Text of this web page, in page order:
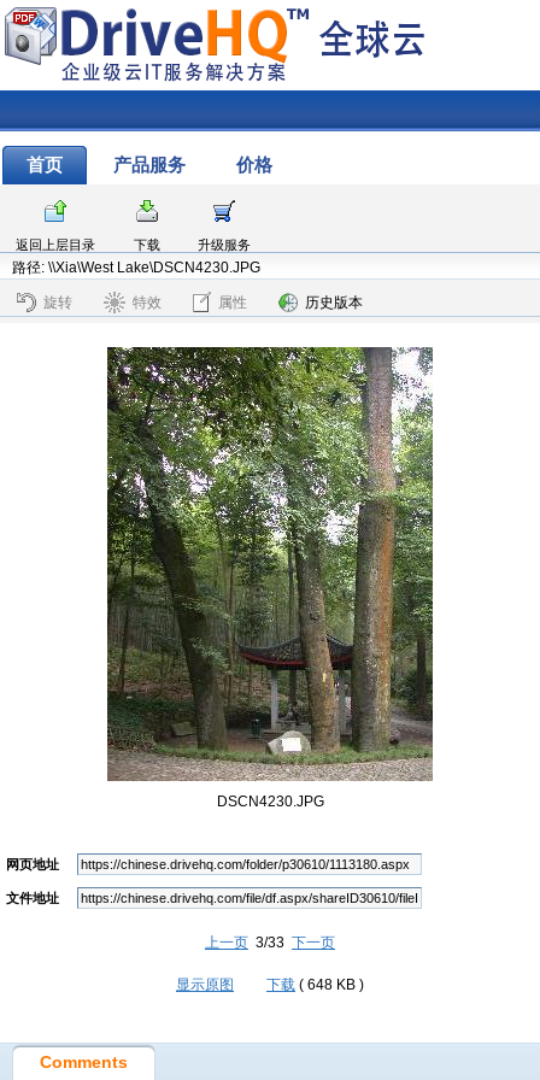
首页 产品服务 价格
返回上层目录 下载
升级服务
路径: \\Xia\West Lake\DSCN4230.JPG
旋转 特效 属性 历史版本
DSCN4230.JPG
网页地址
文件地址
上一页 3/33 下一页
显示原图 下载 ( 648 KB )
Comments